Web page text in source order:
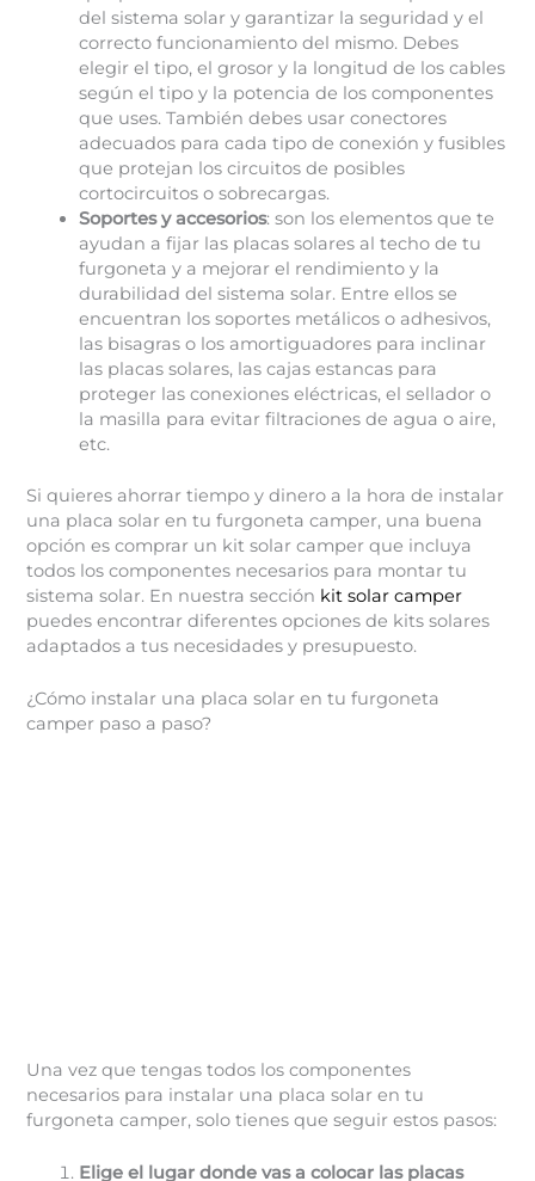
del sistema solar y garantizar la seguridad y el
correcto funcionamiento del mismo. Debes
elegir el tipo, el grosor y la longitud de los cables
según el tipo y la potencia de los componentes
que uses. También debes usar conectores
adecuados para cada tipo de conexión y fusibles
que protejan los circuitos de posibles
cortocircuitos o sobrecargas.
Soportes y accesorios: son los elementos que te
ayudan a fijar las placas solares al techo de tu
furgoneta y a mejorar el rendimiento y la
durabilidad del sistema solar. Entre ellos se
encuentran los soportes metálicos o adhesivos,
las bisagras o los amortiguadores para inclinar
las placas solares, las cajas estancas para
proteger las conexiones eléctricas, el sellador o
la masilla para evitar filtraciones de agua o aire,
etc.
Si quieres ahorrar tiempo y dinero a la hora de instalar
una placa solar en tu furgoneta camper, una buena
opción es comprar un kit solar camper que incluya
todos los componentes necesarios para montar tu
sistema solar. En nuestra sección kit solar camper
puedes encontrar diferentes opciones de kits solares
adaptados a tus necesidades y presupuesto.
¿Cómo instalar una placa solar en tu furgoneta
camper paso a paso?
Una vez que tengas todos los componentes
necesarios para instalar una placa solar en tu
furgoneta camper, solo tienes que seguir estos pasos:
Elige el lugar donde vas a colocar las placas